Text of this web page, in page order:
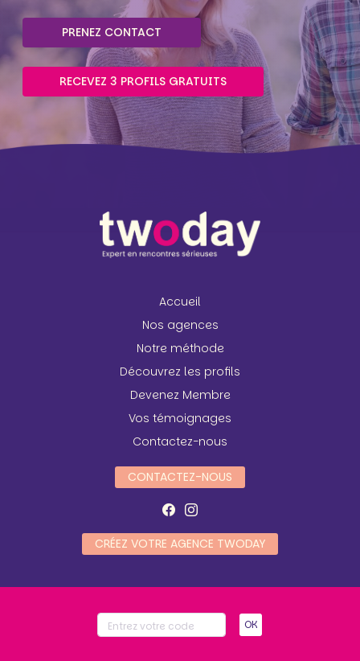
PRENEZ CONTACT
RECEVEZ 3 PROFILS GRATUITS
Accueil
Nos agences
Notre méthode
Découvrez les profils
Devenez Membre
Vos témoignages
Contactez-nous
CONTACTEZ-NOUS
CRÉEZ VOTRE AGENCE TWODAY
OK